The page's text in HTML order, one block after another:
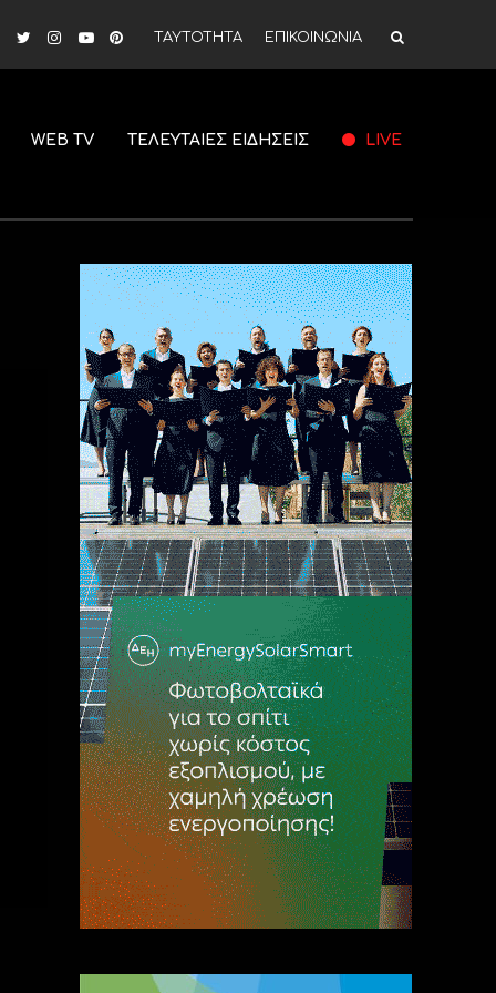
ΤΑΥΤΟΤΗΤΑ ΕΠΙΚΟΙΝΩΝΙΑ
WEB TV ΤΕΛΕΥΤΑΙΕΣ ΕΙΔΗΣΕΙΣ LIVE